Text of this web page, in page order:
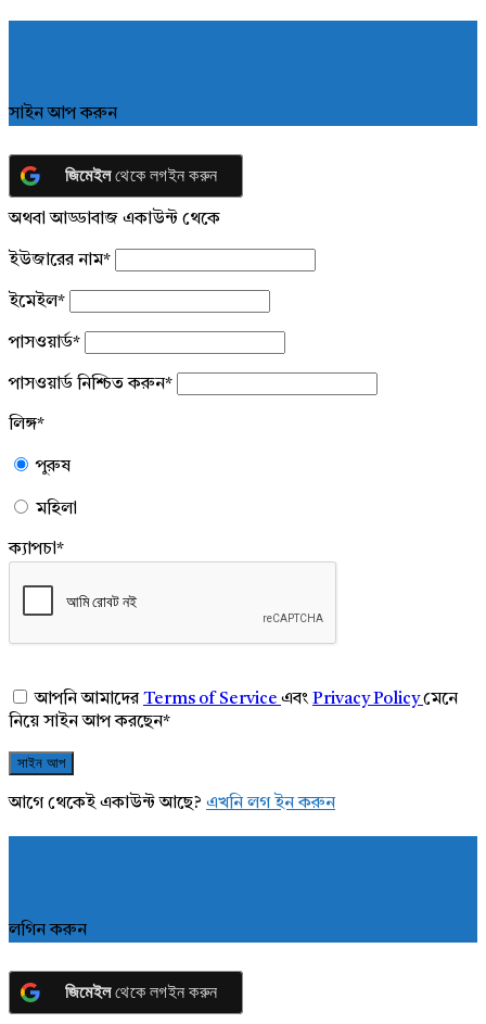
সাইন আপ করুন
জিমেইলথেকে লগইন করুন
অথবা আড্ডাবাজ একাউন্ট থেকে
ইউজারের নাম*
ইমেইল*
পাসওয়ার্ড*
পাসওয়ার্ড নিশ্চিত করুন*
লিঙ্গ*
পুরুষ
মহিলা
ক্যাপচা*
আপনি আমাদেরTerms of Service এবং Privacy Policyমেনে
নিয়ে সাইন আপ করছেন*
আগে থেকেই একাউন্ট আছে? এখনি লগ ইন করুন
লগিন করুন
জিমেইলথেকে লগইন করুন